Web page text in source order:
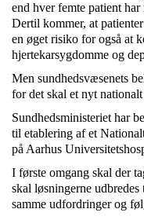
end hver femte patient
Dertil kommer, at
en øget risiko for også at
hjertekarsygdomme og
Men sundhedsvæsenets
for det skal et nyt
Sundhedsministeriet har
til etablering af et
på Aarhus
I første omgang skal der
skal løsningerne
samme udfordringer og